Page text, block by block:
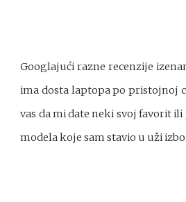
Googlajući razne recenzije
ima dosta laptopa po pristojnoj
vas da mi date neki svoj favorit
modela koje sam stavio u uži